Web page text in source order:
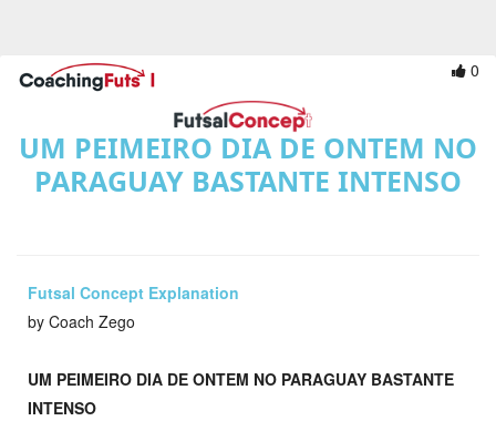
0
UM PEIMEIRO DIA DE ONTEM NO
PARAGUAY BASTANTE INTENSO
Futsal Concept Explanation
by Coach Zego
UM PEIMEIRO DIA DE ONTEM NO PARAGUAY BASTANTE
INTENSO